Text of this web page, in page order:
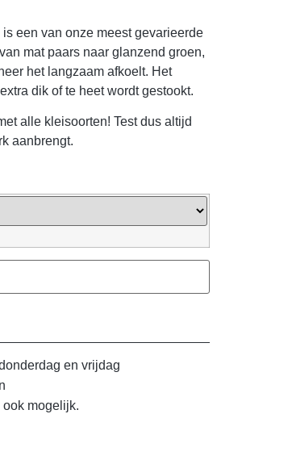
een van onze meest gevarieerde
mat paars naar glanzend groen,
het langzaam afkoelt. Het
dik of te heet wordt gestookt.
alle kleisoorten! Test dus altijd
aanbrengt.
en vrijdag
mogelijk.